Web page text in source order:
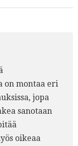
on montaa eri
jopa
sanotaan
oikeaa